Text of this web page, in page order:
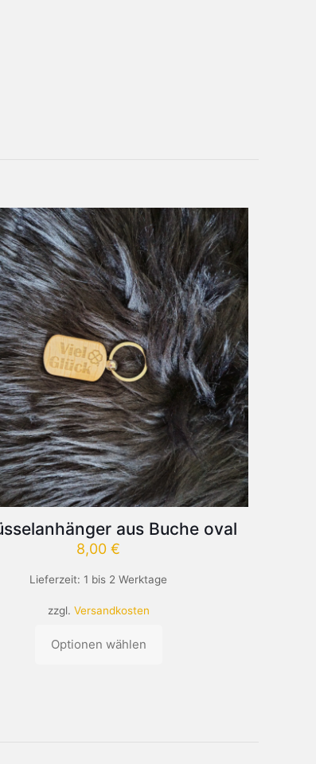
aus Buche oval
8,00€
Lieferzeit:1 bis 2 Werktage
zzgl. Versandkosten
Optionen wählen
Dieses